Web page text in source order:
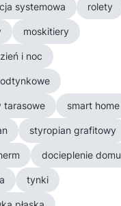
systemowa rolety
moskitiery
i noc
tarasowe smart home
styropian grafitowy
docieplenie domu
tynki